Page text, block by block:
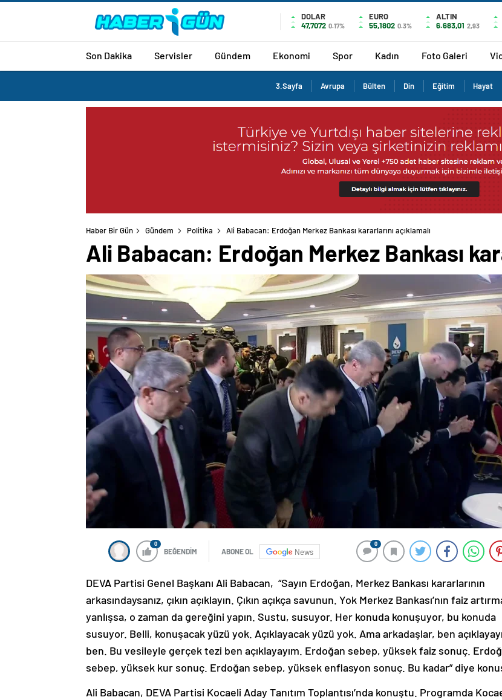
DOLAR
47,7072 0.17%
EURO
55,1802 0.3%
ALTIN
6.683,01 2,93
Son Dakika Servisler Gündem Ekonomi Spor Kadın Foto Galeri
3.Sayfa Avrupa Bülten Din Eğitim Hayat
Haber Bir Gün Gündem Politika Ali Babacan: Erdoğan Merkez Bankası kararlarını açıklamalı
Ali Babacan: Erdoğan Merkez Bankası
0
BEĞENDİM ABONE OL News
0
DEVA Partisi Genel Başkanı Ali Babacan, “Sayın Erdoğan, Merkez Bankası kararlarının
arkasındaysanız, çıkın açıklayın. Çıkın açıkça savunun. Yok Merkez Bankası’nın faiz
yanlışsa, o zaman da gereğini yapın. Sustu, susuyor. Her konuda konuşuyor, bu konuda
susuyor. Belli, konuşacak yüzü yok. Açıklayacak yüzü yok. Ama arkadaşlar, ben
ben. Bu vesileyle gerçek tezi ben açıklayayım. Erdoğan sebep, yüksek faiz sonuç.
sebep, yüksek kur sonuç. Erdoğan sebep, yüksek enflasyon sonuç. Bu kadar” diye
Ali Babacan, DEVA Partisi Kocaeli Aday Tanıtım Toplantısı’nda konuştu. Programda